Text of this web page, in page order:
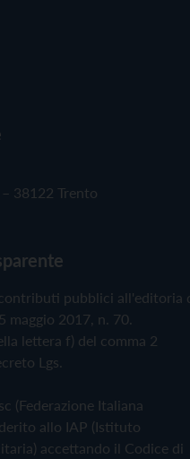
38122 Trento
pubblici all'editoria
maggio 2017, n. 70.
lettera f) del comma 2
Lgs.
(Federazione Italiana
allo IAP (Istituto
accettando il Codice di